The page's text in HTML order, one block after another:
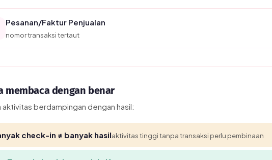
Pesanan/Faktur Penjualan
nomor transaksi tertaut
membaca dengan benar
aktivitas berdampingan dengan hasil:
check-in ≠ banyak hasilaktivitas tinggi tanpa transaksi perlu pembinaan